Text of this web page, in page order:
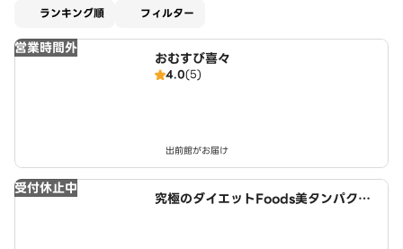
ランキング順 フィルター
営業時間外
おむすび喜々
4.0(5)
出前館がお届け
受付休止中
究極のダイエットFoods美タンパクラ